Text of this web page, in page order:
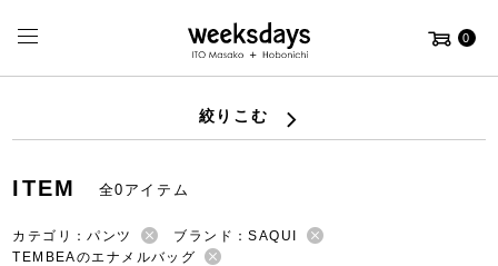
0
絞りこむ
ITEM 全0アイテム
カテゴリ：パンツ
ブランド：SAQUI
TEMBEAのエナメルバッグ